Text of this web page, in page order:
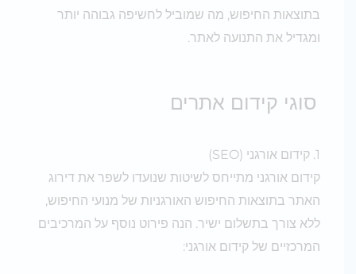
בתוצאות החיפוש, מה שמוביל לחשיפה גבוהה יותר
ומגדיל את התנועה לאתר.
סוגי קידום אתרים
קידום אורגני מתייחס לשיטות שנועדו לשפר את דירוג
האתר בתוצאות החיפוש האורגניות של מנועי החיפוש,
ללא צורך בתשלום ישיר. הנה פירוט נוסף על המרכיבים
המרכזיים של קידום אורגני: